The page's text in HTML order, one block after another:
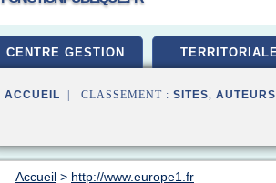
CENTRE GESTION
ACCUEIL | CLASSEMENT : SITES,
Accueil > http://www.europe1.fr